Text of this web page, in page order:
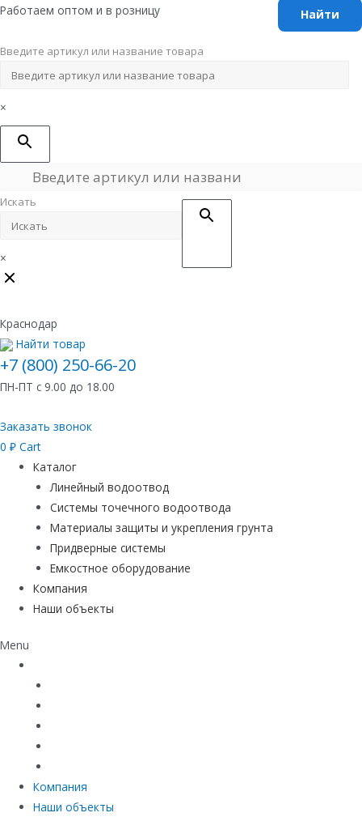
Перейти
содержимому
Работаем оптом и в розницу
Введите артикул или название товара
×
Искать
×
Краснодар
Найти товар
+7 (800) 250-66-20
ПН-ПТ с 9.00 до 18.00
Заказать звонок
0 ₽ Cart
Каталог
Линейный водоотвод
Системы точечного водоотвода
Материалы защиты и укрепления грунта
Придверные системы
Емкостное оборудование
Компания
Наши объекты
Menu
Компания
Наши объекты